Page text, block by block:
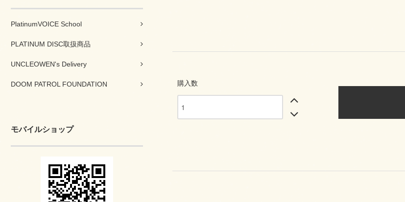
PlatinumVOICE School
PLATINUM DISC取扱商品
UNCLEOWEN's Delivery
DOOM PATROL FOUNDATION
モバイルショップ
購入数